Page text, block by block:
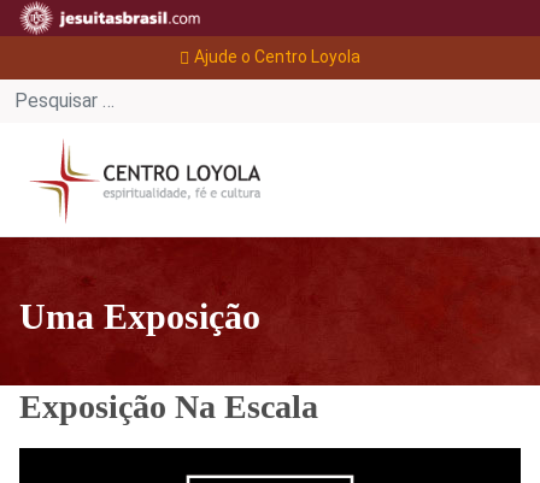
Ajude o Centro Loyola
Uma Exposição
Exposição Na Escala